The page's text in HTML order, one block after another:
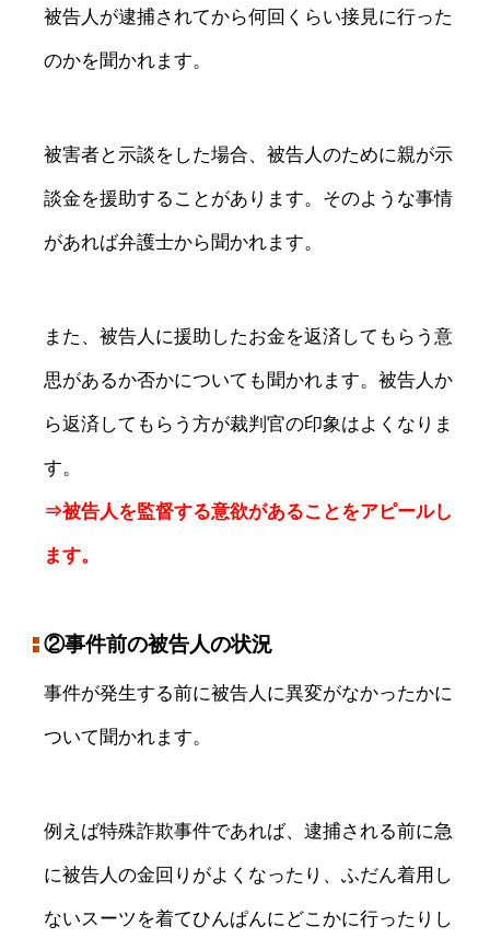
被告人が逮捕されてから何回くらい接見に行った
のかを聞かれます。
被害者と示談をした場合、被告人のために親が示
談金を援助することがあります。そのような事情
があれば弁護士から聞かれます。
また、被告人に援助したお金を返済してもらう意
思があるか否かについても聞かれます。被告人か
ら返済してもらう方が裁判官の印象はよくなりま
す。
⇒被告人を監督する意欲があることをアピールし
ます。
②事件前の被告人の状況
事件が発生する前に被告人に異変がなかったかに
ついて聞かれます。
例えば特殊詐欺事件であれば、逮捕される前に急
に被告人の金回りがよくなったり、ふだん着用し
ないスーツを着てひんぱんにどこかに行ったりし